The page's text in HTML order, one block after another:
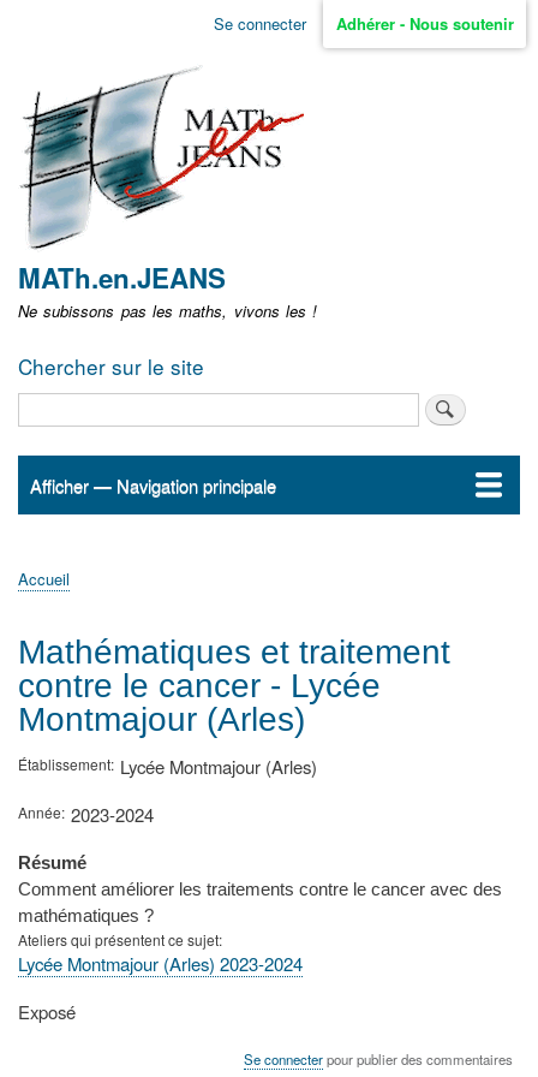
Aller
non
identifié
Se connecter Adhérer - Nous soutenir
MATh.en.JEANS
Ne subissons pas les maths, vivons les !
Chercher sur le site
Navigation
Afficher — Navigation principale
Accueil
ActualitésMATh.en.JEANS ?
Régions et Ateliers
Créer, gérer un atelier
Sujets/Publications
Congrès
d'Ariane
Accueil
Mathématiques et traitement
contre le cancer - Lycée
Montmajour (Arles)
Établissement Lycée Montmajour (Arles)
Année 2023-2024
Résumé
Comment améliorer les traitements contre le cancer avec des
mathématiques ?
Ateliers qui présentent ce sujet
Lycée Montmajour (Arles) 2023-2024
Type
Exposé
Se connecterpour publier des commentaires